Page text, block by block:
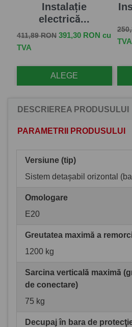
Instalație
electrică...
Pret de baza
411,89 RON Pret
391,30 RON cu
TVA
ALEGE
TVA
DESCRIEREA PRODUSULUI
PARAMETRII PRODUSULUI
Versiune (tip)
Sistem detașabil orizontal
Omologare
E20
Greutatea maximă a
1200 kg
Sarcina verticală maximă
de conectare)
75 kg
Decupaj în bara de